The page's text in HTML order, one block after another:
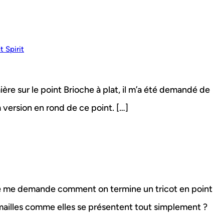
Spirit
sur le point Brioche à plat, il m’a été demandé de
version en rond de ce point. […]
me demande comment on termine un tricot en point
comme elles se présentent tout simplement ?